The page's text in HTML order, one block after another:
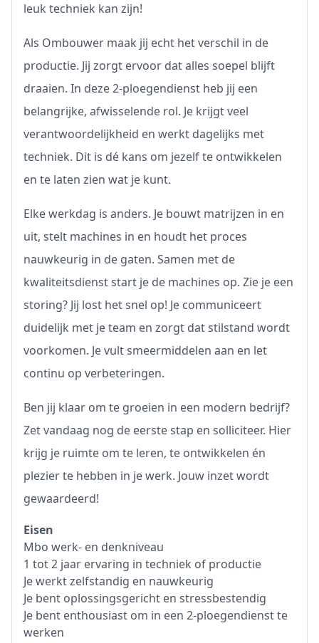
leuk techniek kan zijn!
Als Ombouwer maak jij echt het verschil in de
productie. Jij zorgt ervoor dat alles soepel blijft
draaien. In deze 2-ploegendienst heb jij een
belangrijke, afwisselende rol. Je krijgt veel
verantwoordelijkheid en werkt dagelijks met
techniek. Dit is dé kans om jezelf te ontwikkelen
en te laten zien wat je kunt.
Elke werkdag is anders. Je bouwt matrijzen in en
uit, stelt machines in en houdt het proces
nauwkeurig in de gaten. Samen met de
kwaliteitsdienst start je de machines op. Zie je een
storing? Jij lost het snel op! Je communiceert
duidelijk met je team en zorgt dat stilstand wordt
voorkomen. Je vult smeermiddelen aan en let
continu op verbeteringen.
Ben jij klaar om te groeien in een modern bedrijf?
Zet vandaag nog de eerste stap en solliciteer. Hier
krijg je ruimte om te leren, te ontwikkelen én
plezier te hebben in je werk. Jouw inzet wordt
gewaardeerd!
Eisen
Mbo werk- en denkniveau
1 tot 2 jaar ervaring in techniek of productie
Je werkt zelfstandig en nauwkeurig
Je bent oplossingsgericht en stressbestendig
Je bent enthousiast om in een 2-ploegendienst te
werken